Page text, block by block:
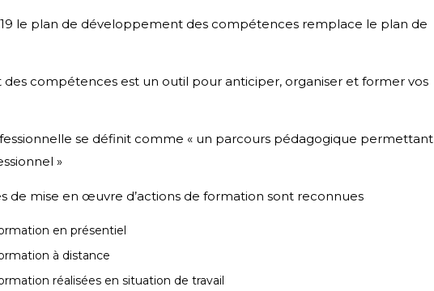
le plan de développement des compétences remplace le plan de
compétences est un outil pour anticiper, organiser et former vos
se définit comme « un parcours pédagogique permettant
»
de mise en œuvre d’actions de formation sont reconnues
en présentiel
à distance
réalisées en situation de travail